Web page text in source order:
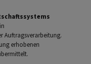
Auftragsverarbeitung.
erhobenen